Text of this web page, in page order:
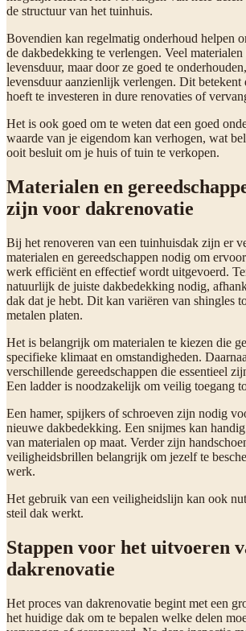
de structuur van het tuinhuis.
Bovendien kan regelmatig onderhoud helpen
de dakbedekking te verlengen. Veel materialen
levensduur, maar door ze goed te
levensduur aanzienlijk verlengen. Dit betekent
hoeft te investeren in dure renovaties of
Het is ook goed om te weten dat een goed
waarde van je eigendom kan verhogen, wat
ooit besluit om je huis of tuin te verkopen.
Materialen en
zijn voor dakrenovatie
Bij het renoveren van een tuinhuisdak zijn er
materialen en gereedschappen nodig om
werk efficiënt en effectief wordt uitgevoerd.
natuurlijk de juiste dakbedekking nodig,
dak dat je hebt. Dit kan variëren van shingles
metalen platen.
Het is belangrijk om materialen te kiezen die
specifieke klimaat en omstandigheden.
verschillende gereedschappen die essentieel
Een ladder is noodzakelijk om veilig toegang
Een hamer, spijkers of schroeven zijn nodig
nieuwe dakbedekking. Een snijmes kan
van materialen op maat. Verder zijn
veiligheidsbrillen belangrijk om jezelf te
werk.
Het gebruik van een veiligheidslijn kan ook
steil dak werkt.
Stappen voor het uitvoeren
dakrenovatie
Het proces van dakrenovatie begint met een
het huidige dak om te bepalen welke delen